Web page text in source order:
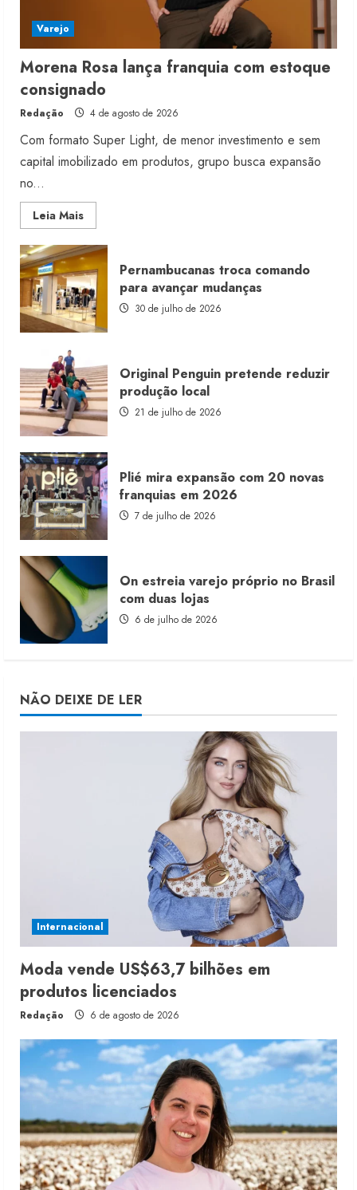
Varejo
Morena Rosa lança franquia com estoque
consignado
Redação 4 de agosto de 2026
Com formato Super Light, de menor investimento e sem
capital imobilizado em produtos, grupo busca expansão
no...
Leia MaisRead
more
Morena
Rosa
lança
franquia
com
estoque
consignado
Pernambucanas troca comando
para avançar mudanças
30 de julho de 2026
Original Penguin pretende reduzir
produção local
21 de julho de 2026
Plié mira expansão com 20 novas
franquias em 2026
7 de julho de 2026
On estreia varejo próprio no Brasil
com duas lojas
6 de julho de 2026
NÃO DEIXE DE LER
Internacional
Moda vende US$63,7 bilhões em
produtos licenciados
Redação 6 de agosto de 2026